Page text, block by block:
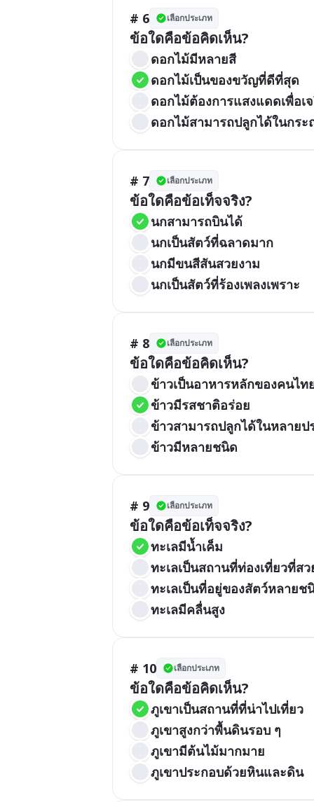
# 6 เลือกประเภท
ข้อใดคือข้อคิดเห็น?
ดอกไม้มีหลายสี
ดอกไม้เป็นของขวัญที่ดีที่สุด
ดอกไม้ต้องการแสงแดดเพื่อเ
ดอกไม้สามารถปลูกได้ในกระ
# 7 เลือกประเภท
ข้อใดคือข้อเท็จจริง?
นกสามารถบินได้
นกเป็นสัตว์ที่ฉลาดมาก
นกมีขนสีสันสวยงาม
นกเป็นสัตว์ที่ร้องเพลงเพราะ
# 8 เลือกประเภท
ข้อใดคือข้อคิดเห็น?
ข้าวเป็นอาหารหลักของคนไท
ข้าวมีรสชาติอร่อย
ข้าวสามารถปลูกได้ในหลายป
ข้าวมีหลายชนิด
# 9 เลือกประเภท
ข้อใดคือข้อเท็จจริง?
ทะเลมีน้ำเค็ม
ทะเลเป็นสถานที่ท่องเที่ยวที่สว
ทะเลเป็นที่อยู่ของสัตว์หลายช
ทะเลมีคลื่นสูง
# 10 เลือกประเภท
ข้อใดคือข้อคิดเห็น?
ภูเขาเป็นสถานที่ที่น่าไปเที่ยว
ภูเขาสูงกว่าพื้นดินรอบ ๆ
ภูเขามีต้นไม้มากมาย
ภูเขาประกอบด้วยหินและดิน